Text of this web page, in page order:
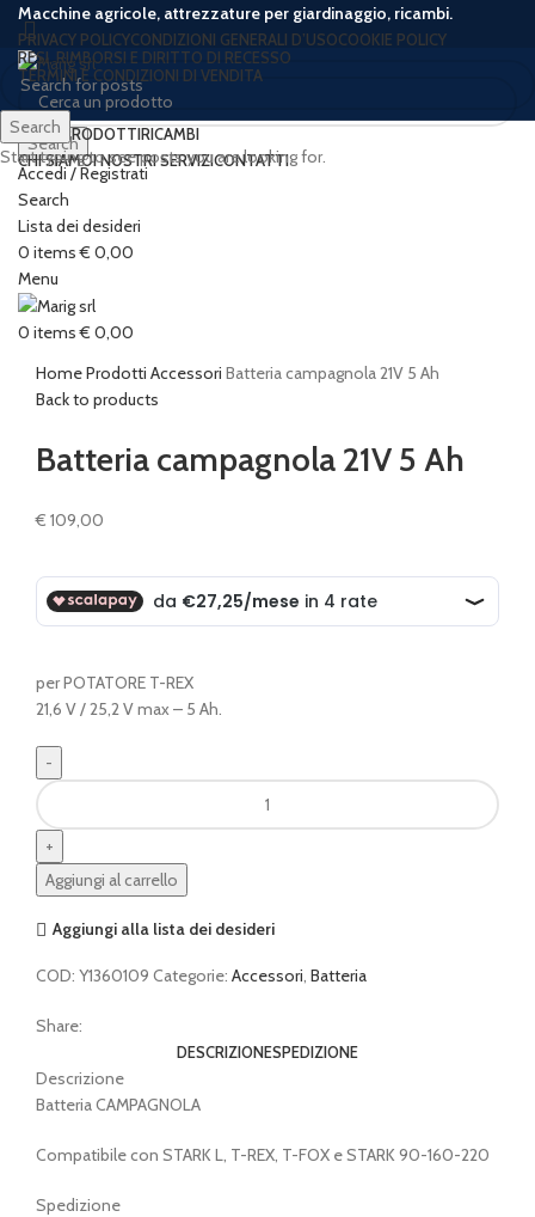
Macchine agricole, attrezzature per giardinaggio, ricambi.
PRIVACY POLICYCONDIZIONI GENERALI D’USOCOOKIE POLICY
RESI, RIMBORSI E DIRITTO DI RECESSO
TERMINI E CONDIZIONI DI VENDITA
Search
Accedi / Registrati
Search
Lista dei desideri
0 items € 0,00
Menu
0 items € 0,00
HOME PRODOTTIRICAMBI
CHI SIAMOI NOSTRI SERVIZICONTATTI
Click to enlarge
HomeProdotti Accessori Batteria campagnola 21V 5 Ah
Back to products
Batteria campagnola 21V 5 Ah
€ 109,00
per POTATORE T-REX
21,6 V / 25,2 V max – 5 Ah.
Batteria
campagnola
21V
5
Ah
quantità
Aggiungi al carrello
Aggiungi alla lista dei desideri
COD: Y1360109 Categorie: Accessori Batteria
Share:
DESCRIZIONESPEDIZIONE
Descrizione
Batteria CAMPAGNOLA
Compatibile con STARK L, T-REX, T-FOX e STARK 90-160-220
Spedizione
Search
Start typing to see posts you are looking for.